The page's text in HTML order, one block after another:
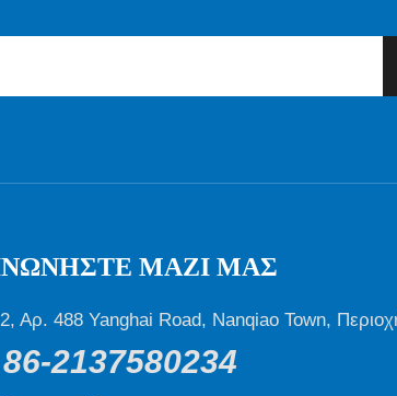
ΜΑΖΊ ΜΑΣ
2, Αρ. 488 Yanghai Road, Nanqiao Town,
86-2137580234